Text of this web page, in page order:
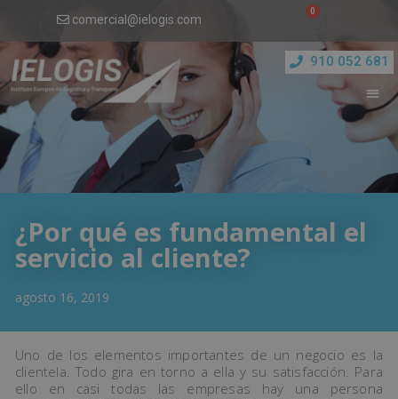
comercial@ielogis.com
910 052 681
¿Por qué es fundamental el
servicio al cliente?
agosto 16, 2019
Uno de los elementos importantes de un negocio es la
clientela. Todo gira en torno a ella y su satisfacción. Para
ello en casi todas las empresas hay una persona